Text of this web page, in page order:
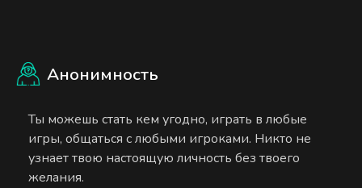
Анонимность
Ты можешь стать кем угодно, играть в любые
игры, общаться с любыми игроками. Никто не
узнает твою настоящую личность без твоего
желания.